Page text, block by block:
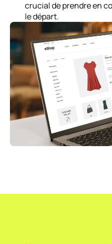
crucial de prendre en
le départ.